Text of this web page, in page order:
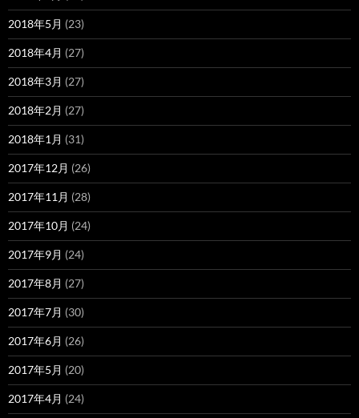
2018年5月 (23)
2018年4月 (27)
2018年3月 (27)
2018年2月 (27)
2018年1月 (31)
2017年12月 (26)
2017年11月 (28)
2017年10月 (24)
2017年9月 (24)
2017年8月 (27)
2017年7月 (30)
2017年6月 (26)
2017年5月 (20)
2017年4月 (24)